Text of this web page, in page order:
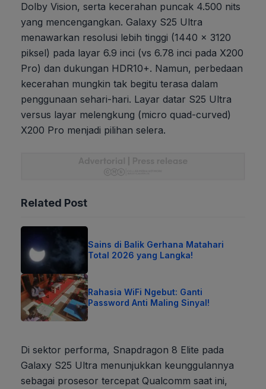
Dolby Vision, serta kecerahan puncak 4.500 nits
yang mencengangkan. Galaxy S25 Ultra
menawarkan resolusi lebih tinggi (1440 x 3120
piksel) pada layar 6.9 inci (vs 6.78 inci pada X200
Pro) dan dukungan HDR10+. Namun, perbedaan
kecerahan mungkin tak begitu terasa dalam
penggunaan sehari-hari. Layar datar S25 Ultra
versus layar melengkung (micro quad-curved)
X200 Pro menjadi pilihan selera.
Related Post
Sains di Balik Gerhana Matahari
Total 2026 yang Langka!
Rahasia WiFi Ngebut: Ganti
Password Anti Maling Sinyal!
Di sektor performa, Snapdragon 8 Elite pada
Galaxy S25 Ultra menunjukkan keunggulannya
sebagai prosesor tercepat Qualcomm saat ini,